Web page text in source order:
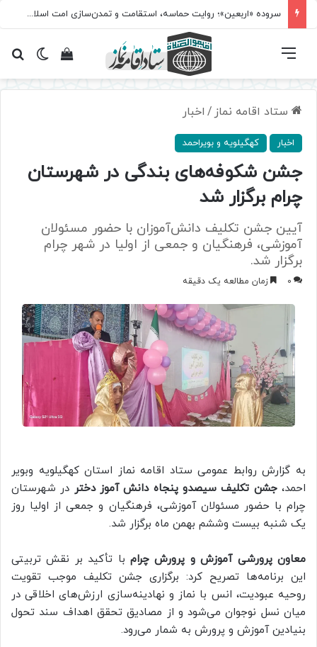
سروده‌ «اربعین»؛ روایت حماسه، استقامت و تمدن‌سازی امت اسلامی
تغییرمشاهده فهرست
ستاد اقامه نماز / اخبار
اخبار کهگیلویه و بویراحمد
جشن شکوفه‌های بندگی در شهرستان
چرام برگزار شد
آیین جشن تکلیف دانش‌آموزان با حضور مسئولان
آموزشی، فرهنگیان و جمعی از اولیا در شهر چرام
برگزار شد.
0 زمان مطالعه یک دقیقه
به گزارش روابط عمومی ستاد اقامه نماز استان کهگیلویه وبویر
احمد،جشن تکلیف سیصدو پنجاه دانش آموز دختر در شهرستان
چرام با حضور مسئولان آموزشی، فرهنگیان و جمعی از اولیا روز
یک شنبه بیست وششم بهمن ماه برگزار شد.
معاون پرورشی آموزش و پرورش چرام با تأکید بر نقش تربیتی
این برنامه‌ها تصریح کرد: برگزاری جشن تکلیف موجب تقویت
روحیه عبودیت، انس با نماز و نهادینه‌سازی ارزش‌های اخلاقی در
میان نسل نوجوان می‌شود و از مصادیق تحقق اهداف سند تحول
بنیادین آموزش و پرورش به شمار می‌رود.